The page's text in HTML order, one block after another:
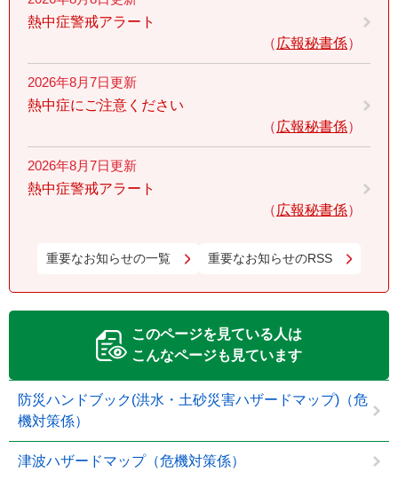
熱中症警戒アラート
広報秘書係
2026年8月7日更新
熱中症にご注意ください
広報秘書係
2026年8月7日更新
熱中症警戒アラート
広報秘書係
重要なお知らせの一覧 重要なお知らせのRSS
このページを見ている人は
こんなページも見ています
防災ハンドブック(洪水・土砂災害ハザードマップ)（危
機対策係）
津波ハザードマップ（危機対策係）